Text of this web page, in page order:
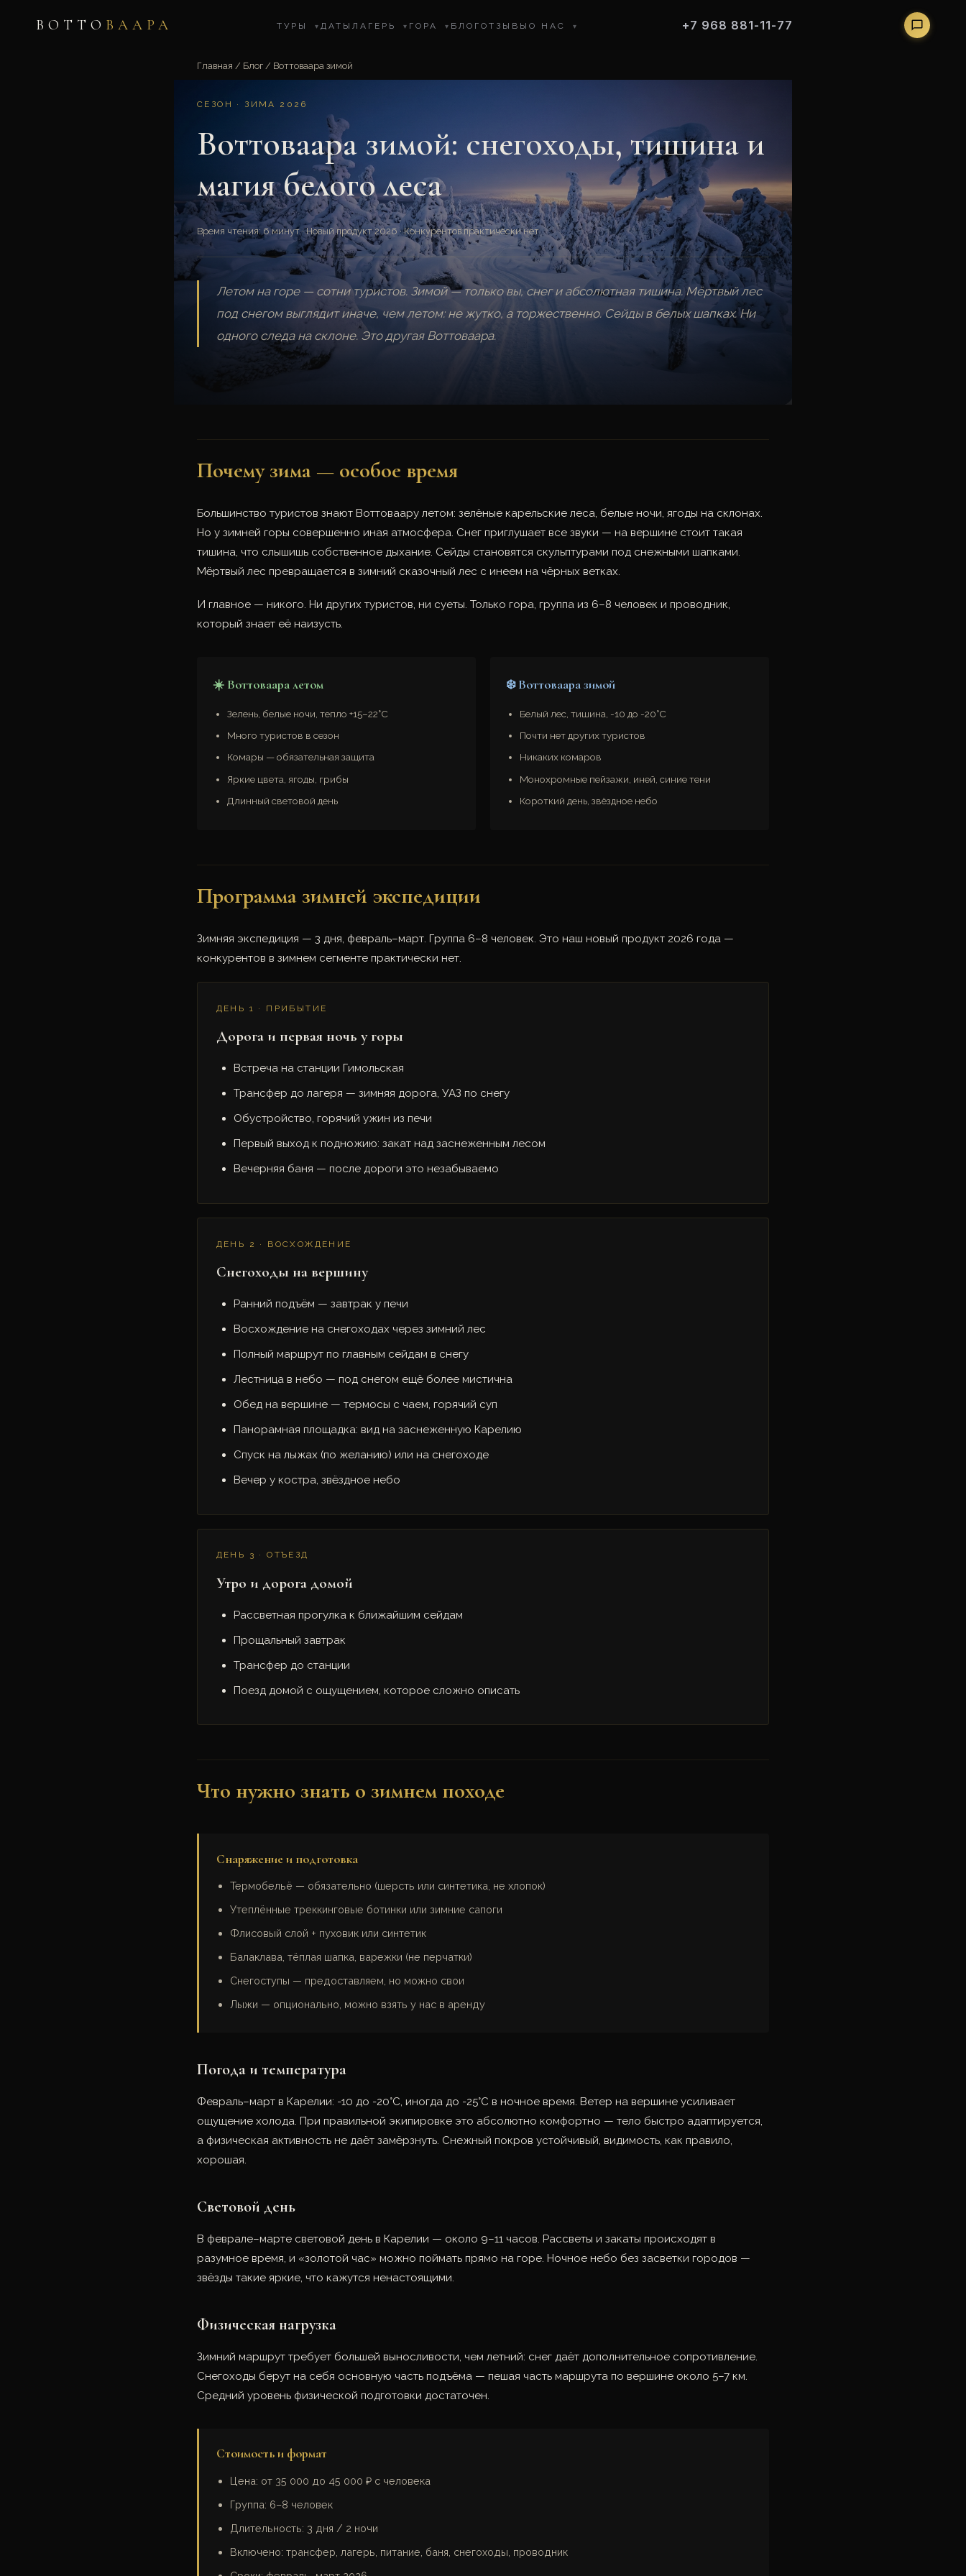
ВОТТО ВААРА ТУРЫ ▾ ДАТЫ ЛАГЕРЬ ▾ ГОРА ▾ БЛОГ ОТЗЫВЫ О НАС ▾ +7 968 881-11-77
Главная / Блог / Воттоваара зимой
СЕЗОН · ЗИМА 2026
Воттоваара зимой: снегоходы, тишина и
магия белого леса
Время чтения: 6 минут · Новый продукт 2026 · Конкурентов практически нет
Летом на горе — сотни туристов. Зимой — только вы, снег и абсолютная тишина. Мёртвый лес
под снегом выглядит иначе, чем летом: не жутко, а торжественно. Сейды в белых шапках. Ни
одного следа на склоне. Это другая Воттоваара.
Почему зима — особое время
Большинство туристов знают Воттоваару летом: зелёные карельские леса, белые ночи, ягоды на склонах.
Но у зимней горы совершенно иная атмосфера. Снег приглушает все звуки — на вершине стоит такая
тишина, что слышишь собственное дыхание. Сейды становятся скульптурами под снежными шапками.
Мёртвый лес превращается в зимний сказочный лес с инеем на чёрных ветках.
И главное — никого. Ни других туристов, ни суеты. Только гора, группа из 6–8 человек и проводник,
который знает её наизусть.
☀️ Воттоваара летом
Зелень, белые ночи, тепло +15–22°C
Много туристов в сезон
Комары — обязательная защита
Яркие цвета, ягоды, грибы
Длинный световой день
❄️ Воттоваара зимой
Белый лес, тишина, -10 до -20°C
Почти нет других туристов
Никаких комаров
Монохромные пейзажи, иней, синие тени
Короткий день, звёздное небо
Программа зимней экспедиции
Зимняя экспедиция — 3 дня, февраль–март. Группа 6–8 человек. Это наш новый продукт 2026 года —
конкурентов в зимнем сегменте практически нет.
ДЕНЬ 1 · ПРИБЫТИЕ
Дорога и первая ночь у горы
Встреча на станции Гимольская
Трансфер до лагеря — зимняя дорога, УАЗ по снегу
Обустройство, горячий ужин из печи
Первый выход к подножию: закат над заснеженным лесом
Вечерняя баня — после дороги это незабываемо
ДЕНЬ 2 · ВОСХОЖДЕНИЕ
Снегоходы на вершину
Ранний подъём — завтрак у печи
Восхождение на снегоходах через зимний лес
Полный маршрут по главным сейдам в снегу
Лестница в небо — под снегом ещё более мистична
Обед на вершине — термосы с чаем, горячий суп
Панорамная площадка: вид на заснеженную Карелию
Спуск на лыжах (по желанию) или на снегоходе
Вечер у костра, звёздное небо
ДЕНЬ 3 · ОТЪЕЗД
Утро и дорога домой
Рассветная прогулка к ближайшим сейдам
Прощальный завтрак
Трансфер до станции
Поезд домой с ощущением, которое сложно описать
Что нужно знать о зимнем походе
Снаряжение и подготовка
Термобельё — обязательно (шерсть или синтетика, не хлопок)
Утеплённые треккинговые ботинки или зимние сапоги
Флисовый слой + пуховик или синтетик
Балаклава, тёплая шапка, варежки (не перчатки)
Снегоступы — предоставляем, но можно свои
Лыжи — опционально, можно взять у нас в аренду
Погода и температура
Февраль–март в Карелии: -10 до -20°C, иногда до -25°C в ночное время. Ветер на вершине усиливает
ощущение холода. При правильной экипировке это абсолютно комфортно — тело быстро адаптируется,
а физическая активность не даёт замёрзнуть. Снежный покров устойчивый, видимость, как правило,
хорошая.
Световой день
В феврале–марте световой день в Карелии — около 9–11 часов. Рассветы и закаты происходят в
разумное время, и «золотой час» можно поймать прямо на горе. Ночное небо без засветки городов —
звёзды такие яркие, что кажутся ненастоящими.
Физическая нагрузка
Зимний маршрут требует большей выносливости, чем летний: снег даёт дополнительное сопротивление.
Снегоходы берут на себя основную часть подъёма — пешая часть маршрута по вершине около 5–7 км.
Средний уровень физической подготовки достаточен.
Стоимость и формат
Цена: от 35 000 до 45 000 ₽ с человека
Группа: 6–8 человек
Длительность: 3 дня / 2 ночи
Включено: трансфер, лагерь, питание, баня, снегоходы, проводник